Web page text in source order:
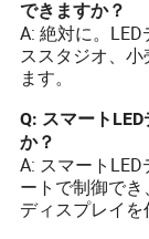
できますか？
A: 絶対に。
ススタジオ、
ます。
Q: スマート
か？
A: スマート
ートで制御で
ディスプレイを